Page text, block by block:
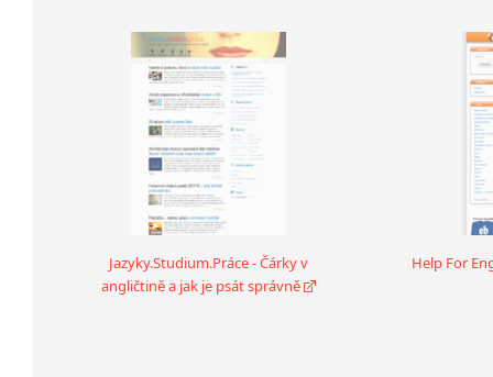
Jazyky.Studium.Práce - Čárky v
angličtině a jak je psát správně
Help For